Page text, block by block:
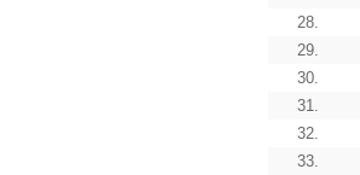
28.
29.
30.
31.
32.
33.